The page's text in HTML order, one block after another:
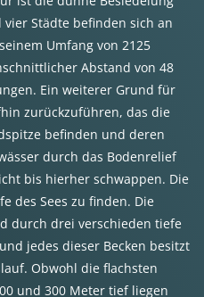
Städte befinden sich an
Umfang von 2125
Abstand von 48
Ein weiterer Grund für
zurückzuführen, das die
befinden und deren
durch das Bodenrelief
bis hierher schwappen. Die
des Sees zu finden. Die
durch drei verschieden tiefe
jedes dieser Becken besitzt
Obwohl die flachsten
und 300 Meter tief liegen